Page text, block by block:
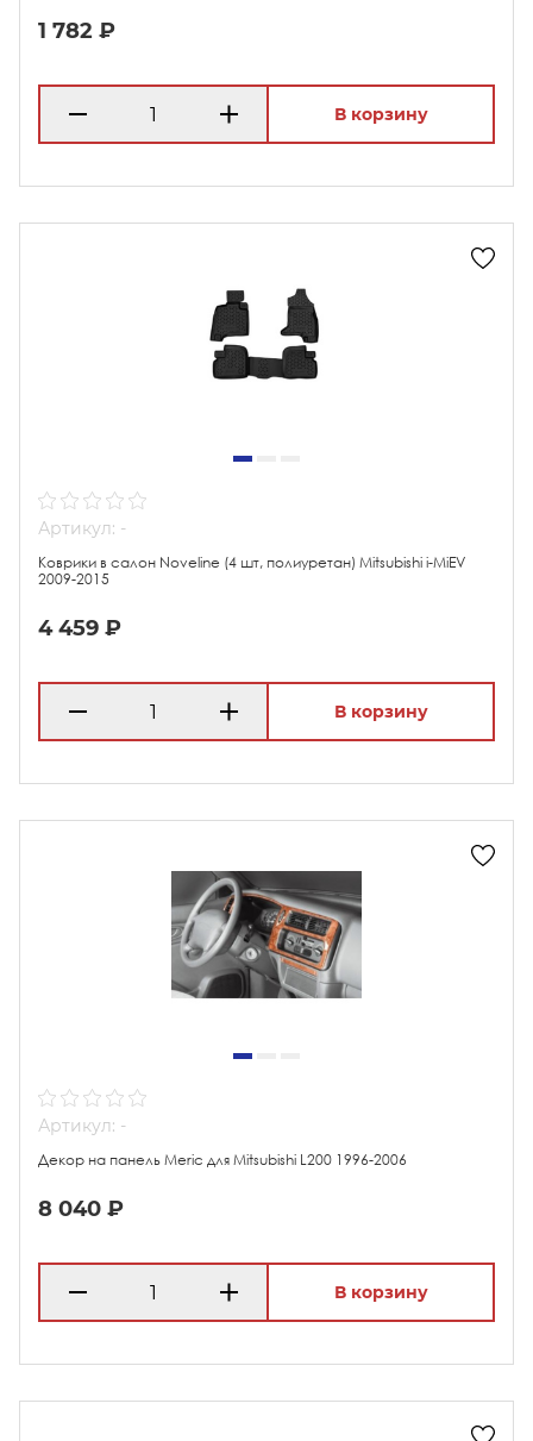
1 782 ₽
В корзину
Артикул: -
Коврики в салон Noveline (4 шт, полиуретан) Mitsubishi i-MiEV
2009-2015
4 459 ₽
В корзину
Артикул: -
Декор на панель Meric для Mitsubishi L200 1996-2006
8 040 ₽
В корзину